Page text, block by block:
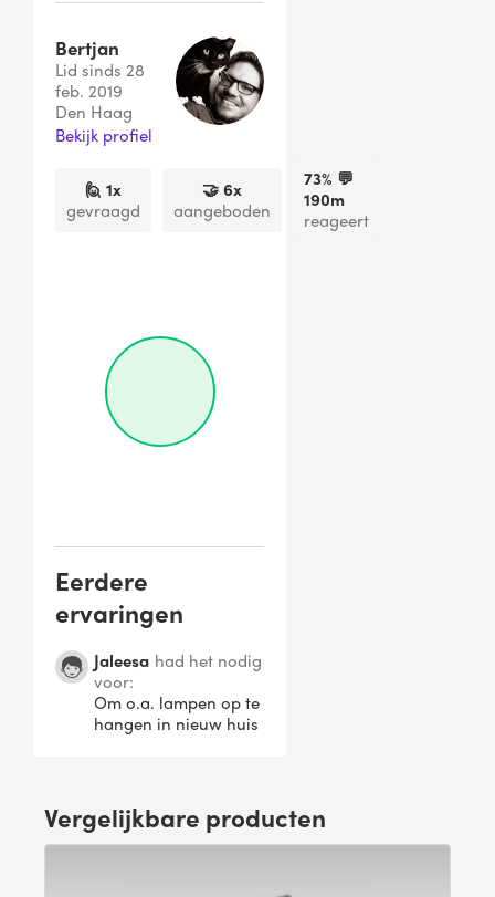
Bertjan
Lid sinds 28
feb. 2019
Den Haag
Bekijk profiel
🙋 1x
gevraagd
🤝6x
aangeboden
73% 💬
190m
reageert
Eerdere
ervaringen
Jaleesa had het nodig
voor:
Om o.a. lampen op te
hangen in nieuw huis
Vergelijkbare producten